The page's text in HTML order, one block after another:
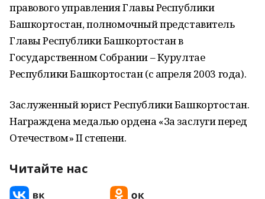
правового управления Главы Республики
Башкортостан, полномочный представитель
Главы Республики Башкортостан в
Государственном Собрании – Курултае
Республики Башкортостан (с апреля 2003 года).
Заслуженный юрист Республики Башкортостан.
Награждена медалью ордена «За заслуги перед
Отечеством» II степени.
Читайте нас